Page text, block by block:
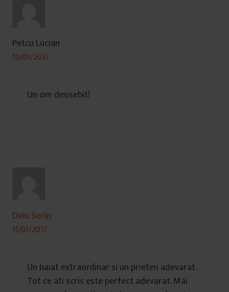
Petcu Lucian
10/01/2017
Un om deosebit!
Dinu Sorin
11/01/2017
Un baiat extraordinar si un prieten adevarat.
Tot ce ati scris este perfect adevarat. Mai